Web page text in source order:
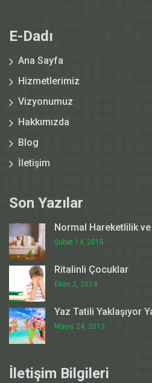
E-Dadı
Ana Sayfa
Hizmetlerimiz
Vizyonumuz
Hakkımızda
Blog
İletişim
Son Yazılar
Normal Hareketlilik
Şubat 14, 2015
Ritalinli Çocuklar
Ekim 2, 2014
Yaz Tatili Yaklaşıyor
Mayıs 24, 2013
İletişim Bilgileri